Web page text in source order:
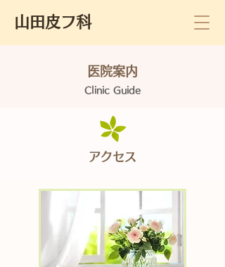
山田皮フ科
医院案内
Clinic Guide
アクセス